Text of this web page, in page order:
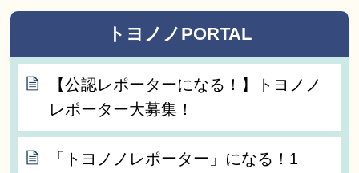
トヨノノPORTAL
【公認レポーターになる！】トヨノノ
レポーター大募集！
「トヨノノレポーター」になる！1